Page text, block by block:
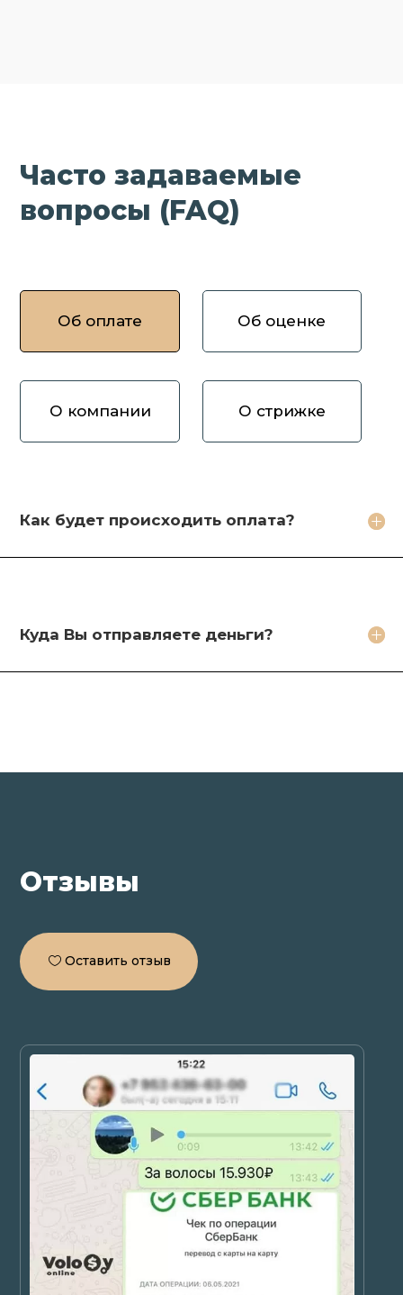
Часто задаваемые
вопросы (FAQ)
Об оплате Об оценке
О компании О стрижке
Как будет происходить оплата?
Куда Вы отправляете деньги?
Как вы оцениваете волосы?
Какое фото необходимо сделать?
Зачем продавать волосы Вам?
Какие бонусы я получу?
Кто будет стричь мои волосы?
Отзывы
Оставить отзыв